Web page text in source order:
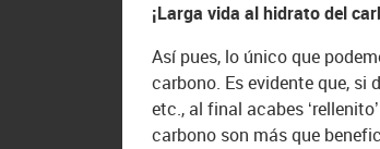
¡Larga vida al hidrato del
Así pues, lo único que
carbono. Es evidente que, si
etc., al final acabes
carbono son más que